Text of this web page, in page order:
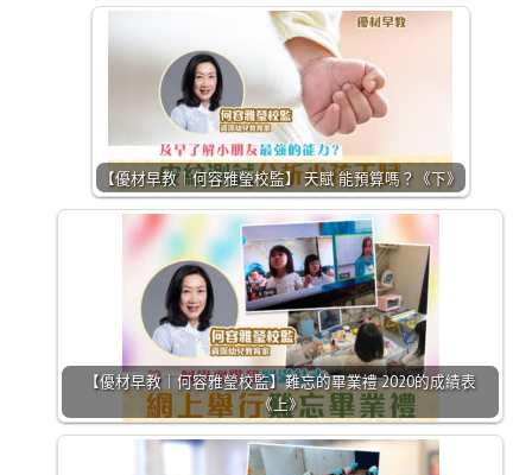
【優材早教｜何容雅瑩校監】 天賦 能預算嗎？《下》
【優材早教｜何容雅瑩校監】難忘的畢業禮 2020的成績表
《上》